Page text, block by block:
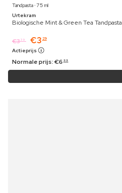
Tandpasta ⋅ 75 ml
Urtekram
Biologische Mint & Green Tea Tandpasta
€339 €3 29
Actieprijs
Normale prijs:€6 99